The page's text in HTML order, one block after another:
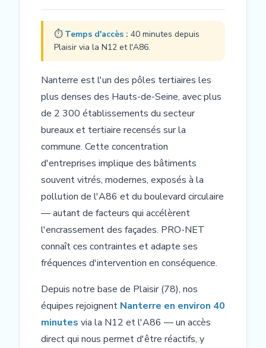
⏱ Temps d'accès : 40 minutes depuis
Plaisir via la N12 et l'A86.
Nanterre est l'un des pôles tertiaires les
plus denses des Hauts-de-Seine, avec plus
de 2 300 établissements du secteur
bureaux et tertiaire recensés sur la
commune. Cette concentration
d'entreprises implique des bâtiments
souvent vitrés, modernes, exposés à la
pollution de l'A86 et du boulevard circulaire
— autant de facteurs qui accélèrent
l'encrassement des façades. PRO-NET
connaît ces contraintes et adapte ses
fréquences d'intervention en conséquence.
Depuis notre base de Plaisir (78), nos
équipes rejoignent Nanterre en environ 40
minutes via la N12 et l'A86 — un accès
direct qui nous permet d'être réactifs, y